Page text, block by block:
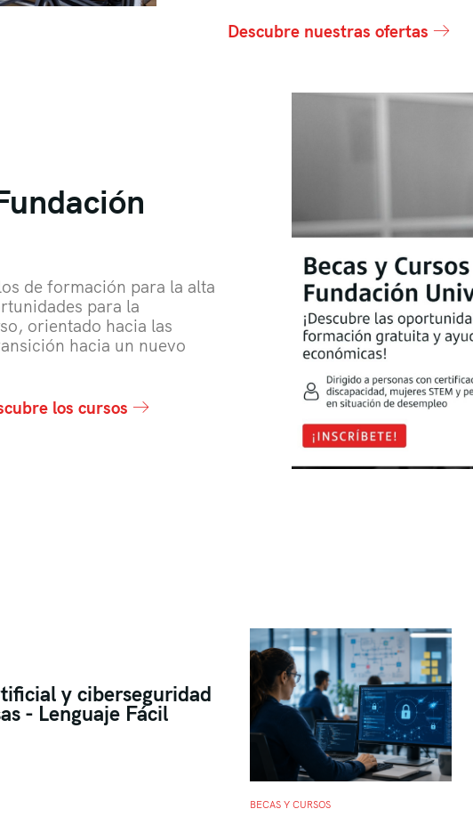
Descubre nuestras ofertas
de formación para la alta
para la
orientado hacia las
hacia un nuevo
los cursos
y ciberseguridad
- Lenguaje Fácil
BECAS Y CURSOS